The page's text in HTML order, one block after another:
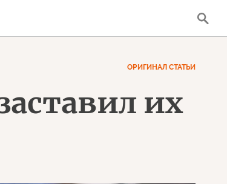
ОРИГИНАЛ СТАТЬИ
их